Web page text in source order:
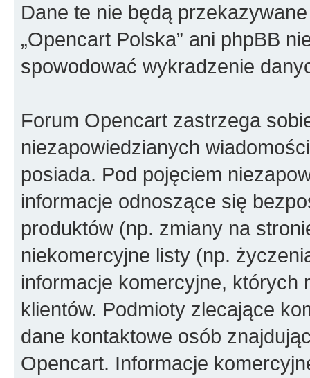
Dane te nie będą
„Opencart Polska” ani phpBB
spowodować wykradzenie
Forum Opencart zastrzega
niezapowiedzianych
posiada. Pod pojęciem
informacje odnoszące się
produktów (np. zmiany na
niekomercyjne listy (np.
informacje komercyjne, których
klientów. Podmioty zlecające
dane kontaktowe osób
Opencart. Informacje